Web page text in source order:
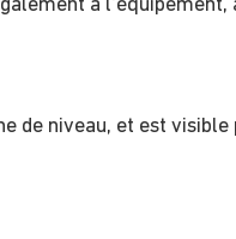
à
de niveau, et est visible